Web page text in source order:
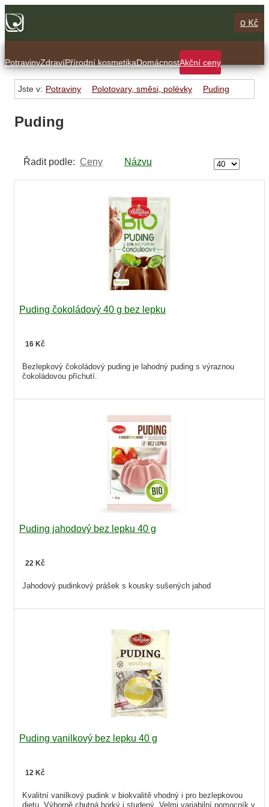
0 Kč
PotravinyZdravíPřírodní kosmetikaDomácnostAkční ceny
Jste v: Potraviny Polotovary, směsi, polévky Puding
Puding
Řadit podle: Ceny Názvu
Puding čokoládový 40 g bez lepku
16 Kč
Bezlepkový čokoládový puding je lahodný puding s výraznou
čokoládovou příchutí.
Puding jahodový bez lepku 40 g
22 Kč
Jahodový pudinkový prášek s kousky sušených jahod
Puding vanilkový bez lepku 40 g
12 Kč
Kvalitní vanilkový pudink v biokvalitě vhodný i pro bezlepkovou
dietu. Výborně chutná horký i studený. Velmi variabilní pomocník v